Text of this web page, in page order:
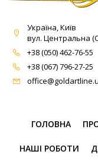
Україна, Київ
вул. Центральна
+38 (050) 462-76-55
+38 (067) 796-27-25
ГОЛОВНА
НАШІ РОБОТИ